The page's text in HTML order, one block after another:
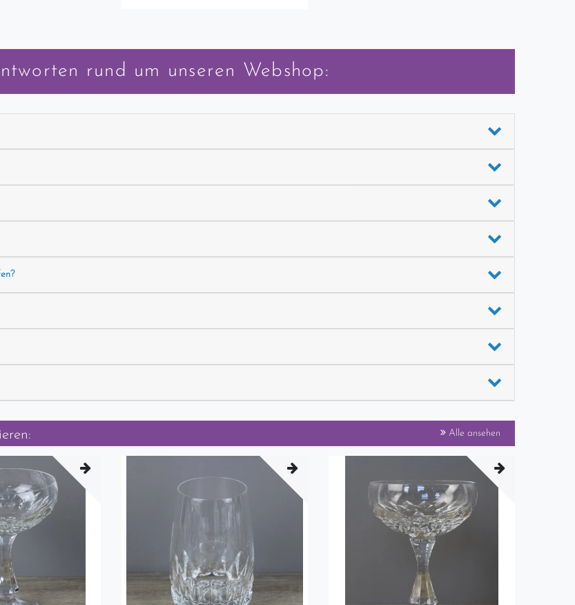
rund um unseren Webshop:
Alle ansehen